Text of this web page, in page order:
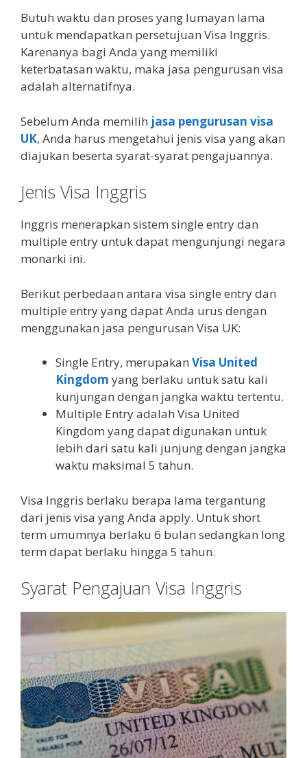
Butuh waktu dan proses yang lumayan lama
untuk mendapatkan persetujuan Visa Inggris.
Karenanya bagi Anda yang memiliki
keterbatasan waktu, maka jasa pengurusan visa
adalah alternatifnya.
Sebelum Anda memilih jasa pengurusan visa
UK, Anda harus mengetahui jenis visa yang akan
diajukan beserta syarat-syarat pengajuannya.
Jenis Visa Inggris
Inggris menerapkan sistem single entry dan
multiple entry untuk dapat mengunjungi negara
monarki ini.
Berikut perbedaan antara visa single entry dan
multiple entry yang dapat Anda urus dengan
menggunakan jasa pengurusan Visa UK:
Single Entry, merupakan Visa United
Kingdom yang berlaku untuk satu kali
kunjungan dengan jangka waktu tertentu.
Multiple Entry adalah Visa United
Kingdom yang dapat digunakan untuk
lebih dari satu kali junjung dengan jangka
waktu maksimal 5 tahun.
Visa Inggris berlaku berapa lama tergantung
dari jenis visa yang Anda apply. Untuk short
term umumnya berlaku 6 bulan sedangkan long
term dapat berlaku hingga 5 tahun.
Syarat Pengajuan Visa Inggris